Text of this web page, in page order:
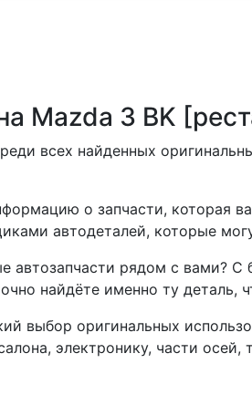
Mazda 3 BK
всех найденных
о запчасти, которая
автодеталей, которые
автозапчасти рядом с вами?
найдёте именно ту деталь,
выбор оригинальных
электронику, части